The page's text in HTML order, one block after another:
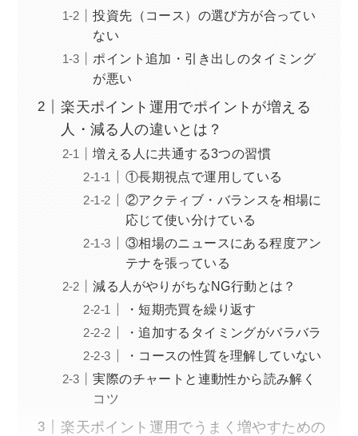
投資先（コース）の選び方が合ってい
ない
ポイント追加・引き出しのタイミング
が悪い
楽天ポイント運用でポイントが増える
人・減る人の違いとは？
増える人に共通する3つの習慣
①長期視点で運用している
②アクティブ・バランスを相場に
応じて使い分けている
③相場のニュースにある程度アン
テナを張っている
減る人がやりがちなNG行動とは？
・短期売買を繰り返す
・追加するタイミングがバラバラ
・コースの性質を理解していない
実際のチャートと連動性から読み解く
コツ
楽天ポイント運用でうまく増やすための